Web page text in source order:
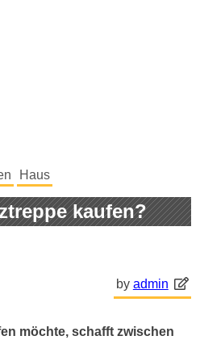
Haus
kaufen?
by admin
möchte, schafft zwischen